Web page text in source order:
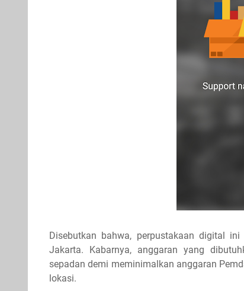
Disebutkan bahwa, perpustakaan digital
Jakarta. Kabarnya, anggaran yang
sepadandemi meminimalkan anggaran
lokasi.